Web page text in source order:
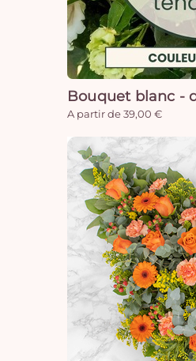
Bouquet blanc -
A partir de 39,00 €